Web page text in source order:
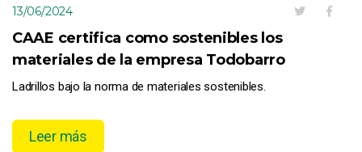
13/06/2024
CAAE certifica como sostenibles los
materiales de la empresa Todobarro
Ladrillos bajo la norma de materiales sostenibles.
Leer más